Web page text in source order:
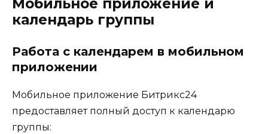
Мобильное приложение и
календарь группы
Работа с календарем в мобильном
приложении
Мобильное приложение Битрикс24
предоставляет полный доступ к календарю
группы: